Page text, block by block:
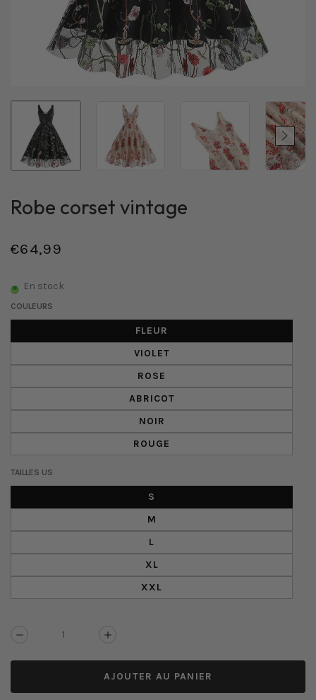
Robe corset vintage
€64,99
/
UNITAIRE
En stock
COULEURS
FLEUR
VIOLET
ROSE
ABRICOT
NOIR
ROUGE
TAILLES US
S
M
L
XL
XXL
Réduire
quantité
Robe
Augmenter
quantité
de
Robe
AJOUTER AU PANIER